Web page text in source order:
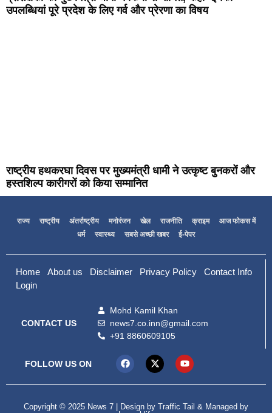
उपलब्धियां पूरे प्रदेश के लिए गर्व और प्रेरणा का विषय
राष्ट्रीय हथकरघा दिवस पर मुख्यमंत्री धामी ने उत्कृष्ट बुनकरों और
हस्तशिल्प कारीगरों को किया सम्मानित
राज्य राष्ट्रीय अंतर्राष्ट्रीय मनोरंजन खेल राजनीति क्राइम
आज फोकस में
धर्म
स्वास्थ्य सबसे अच्छी खबर ई-पेपर
Home About us Disclaimer Privacy Policy
Contact Info
Login
CONTACT US
Mohd Kamil Khan
news7.co.inn@gmail.com
+91 8860609105
FOLLOW US ON
Copyright © 2025 News 7 | Design by Traffic Tail & Managed by